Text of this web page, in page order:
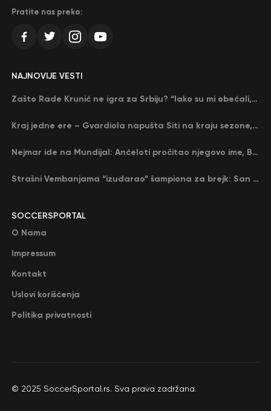
Pratite nas preko:
SOCCERSPORTAL
O Nama
Impressum
Kontakt
Uslovi korišćenja
Politika privatnosti
NAJNOVIJE VESTI
Zašto Rade Krunić ne igra za Srbiju? “Iako su mi obećali, niko me nije zvao…”
Kraj jedne ere – Gvardiola napušta Siti na kraju sezone, menja ga njegov nekadašnji rival
Nejmar ide na Mundijal: Anćeloti pročitao njegovo ime, Brazil u delirijumu (VIDEO)
Strašni Vembanjama “izudarao” šampiona za brejk: San Antonio poveo protiv Oklahome
© 2025 SoccerSportal.rs. Sva prava zadržana.